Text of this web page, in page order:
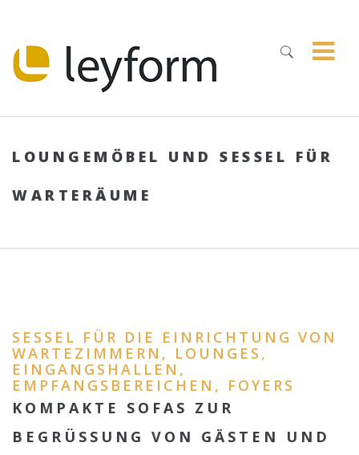
LOUNGEMÖBEL UND SESSEL FÜR
WARTERÄUME
SESSEL FÜR DIE EINRICHTUNG VON
WARTEZIMMERN, LOUNGES,
EINGANGSHALLEN,
EMPFANGSBEREICHEN, FOYERS
KOMPAKTE SOFAS ZUR
BEGRÜSSUNG VON GÄSTEN UND